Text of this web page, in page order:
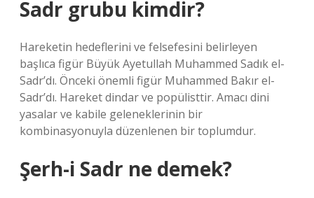
Sadr grubu kimdir?
Hareketin hedeflerini ve felsefesini belirleyen
başlıca figür Büyük Ayetullah Muhammed Sadık el-
Sadr’dı. Önceki önemli figür Muhammed Bakır el-
Sadr’dı. Hareket dindar ve popülisttir. Amacı dini
yasalar ve kabile geleneklerinin bir
kombinasyonuyla düzenlenen bir toplumdur.
Şerh-i Sadr ne demek?